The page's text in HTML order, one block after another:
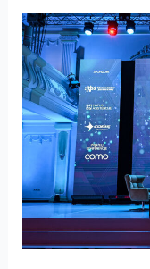
Dani
osiguranja
Republike
Srpske
DORS
–
i
8.
oktobar
u